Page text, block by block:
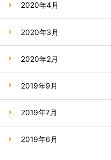
2020年4月
2020年3月
2020年2月
2019年9月
2019年7月
2019年6月